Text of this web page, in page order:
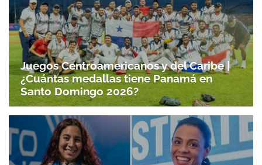
Juegos Centroamericanos y del Caribe |
¿Cuántas medallas tiene Panamá en
Santo Domingo 2026?